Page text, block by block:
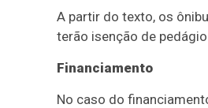
A partir do texto, os
terão isenção de
Financiamento
No caso do